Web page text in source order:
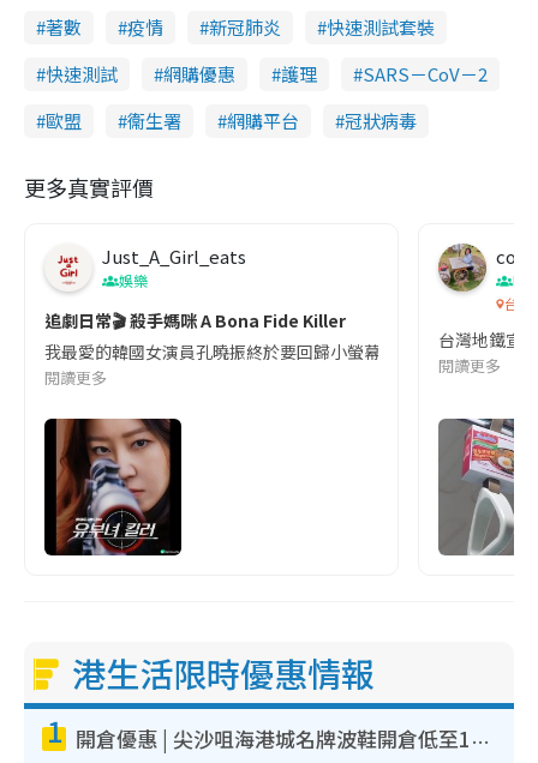
著數 疫情 新冠肺炎
快速測試套裝
快速測試
網購優惠 護理
SARS－CoV－2
歐盟
衞生署 網購平台 冠狀病毒
更多真實評價
Just_A_Girl_eats
娛樂
追劇日常🎬 殺手媽咪 A Bona Fide Killer
我最愛的韓國女演員孔曉振終於要回歸小螢幕啦!這次的劇本改編
閱讀更多
co
吹
台灣
台灣地鐵宣
閱讀更多
港生活限時優惠情報
1 開倉優惠 | 尖沙咀海港城名牌波鞋開倉低至1折！On鞋$899起／Joy&Peace鞋履$98起